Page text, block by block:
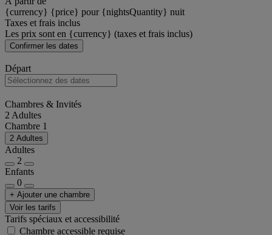
{currency} {price} pour {nightsQuantity} nuit
Taxes et frais inclus
Les prix sont en {currency} (taxes et frais inclus)
Confirmer les dates
Départ
Chambres & Invités
2 Adultes
Chambre 1
2 Adultes
Adultes
2
Enfants
0
+ Ajouter une chambre
Voir les tarifs
Tarifs spéciaux et accessibilité
Chambre accessible requise